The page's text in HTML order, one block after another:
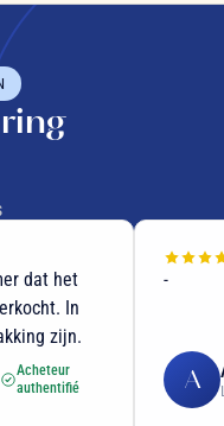
dat het
In
zijn.
Acheteur
authentifié
-
A